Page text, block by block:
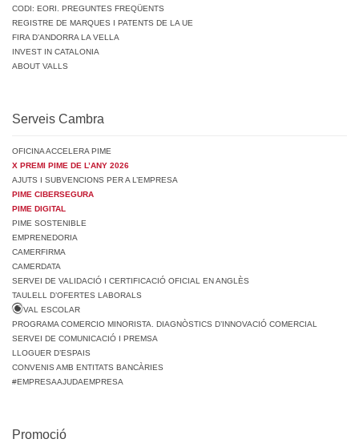
CODI: EORI. PREGUNTES FREQÜENTS
REGISTRE DE MARQUES I PATENTS DE LA UE
FIRA D’ANDORRA LA VELLA
INVEST IN CATALONIA
ABOUT VALLS
Serveis Cambra
OFICINA ACCELERA PIME
X PREMI PIME DE L’ANY 2026
AJUTS I SUBVENCIONS PER A L’EMPRESA
PIME CIBERSEGURA
PIME DIGITAL
PIME SOSTENIBLE
EMPRENEDORIA
CAMERFIRMA
CAMERDATA
SERVEI DE VALIDACIÓ I CERTIFICACIÓ OFICIAL EN ANGLÈS
TAULELL D’OFERTES LABORALS
VAL ESCOLAR
PROGRAMA COMERCIO MINORISTA. DIAGNÒSTICS D’INNOVACIÓ COMERCIAL
SERVEI DE COMUNICACIÓ I PREMSA
LLOGUER D’ESPAIS
CONVENIS AMB ENTITATS BANCÀRIES
#EMPRESAAJUDAEMPRESA
Promoció